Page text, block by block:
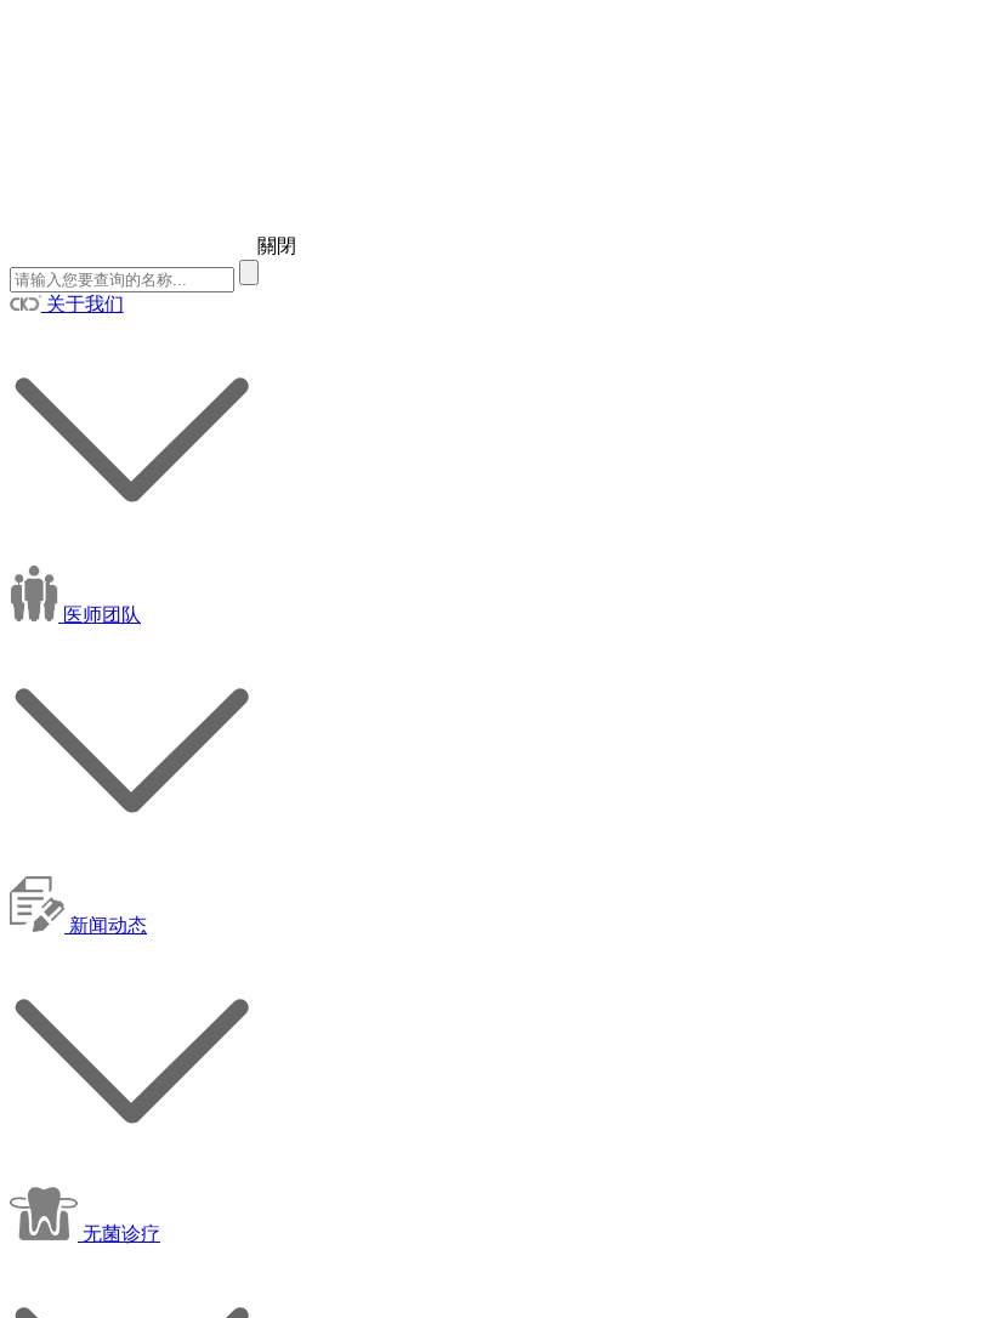
關閉
关于我们
医师团队
新闻动态
无菌诊疗